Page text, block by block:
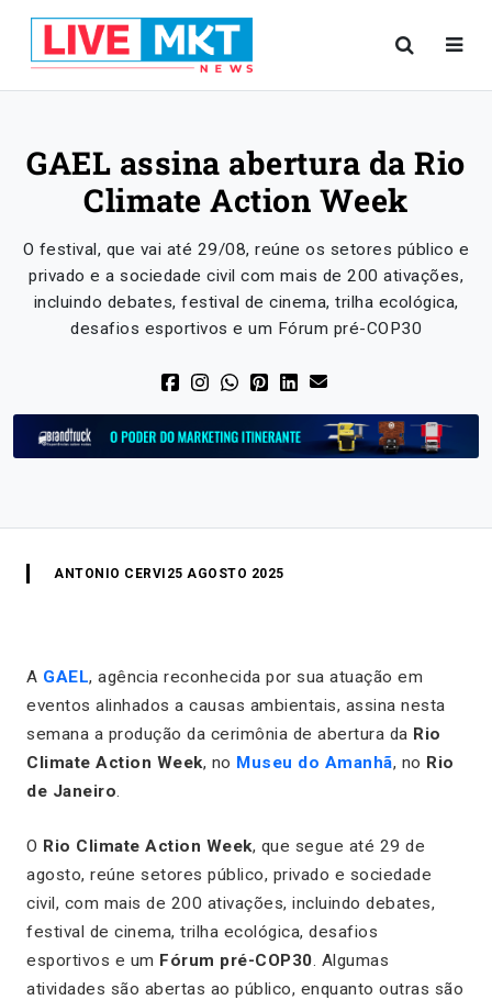
GAEL assina abertura da Rio
Climate Action Week
O festival, que vai até 29/08, reúne os setores público e
privado e a sociedade civil com mais de 200 ativações,
incluindo debates, festival de cinema, trilha ecológica,
desafios esportivos e um Fórum pré-COP30
ANTONIO CERVI 25 AGOSTO 2025
A GAEL, agência reconhecida por sua atuação em
eventos alinhados a causas ambientais, assina nesta
semana a produção da cerimônia de abertura da Rio
Climate Action Week, no Museu do Amanhã, no Rio
de Janeiro.
O Rio Climate Action Week, que segue até 29 de
agosto, reúne setores público, privado e sociedade
civil, com mais de 200 ativações, incluindo debates,
festival de cinema, trilha ecológica, desafios
esportivos e um Fórum pré-COP30. Algumas
atividades são abertas ao público, enquanto outras são